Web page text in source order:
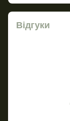
Відгуки